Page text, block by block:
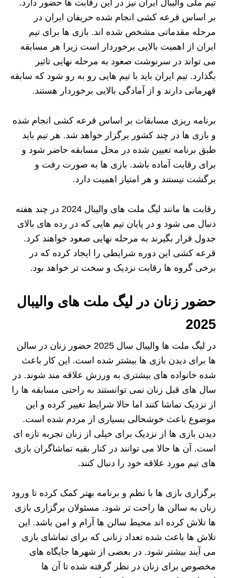
تیم ملی والیبال ایران نیز در این رقابت‌ ها حضور دارد.
بر اساس قرعه‌ کشی انجام شده حریفان ایران در
مرحله مقدماتی مشخص شده‌ اند. بازی‌ ها برای تیم
ایران از اهمیت بالایی برخوردار است زیرا هر مسابقه
می‌ تواند در سرنوشت صعود به مرحله نهایی تاثیر
بگذارد. تیم ایران باید با تیم‌ هایی رو به‌ رو شود که سابقه
قهرمانی دارند و از آمادگی بالایی برخوردار هستند.
برنامه‌ ریزی مسابقات بر اساس قرعه‌ کشی انجام شده
و بازی‌ ها در چند کشور برگزار خواهد شد. هر تیم باید
طبق برنامه تعیین شده در محل مسابقه حاضر شود و
برای رقابت آماده باشد. بازی‌ ها به صورت رفت و
برگشت نیستند و هر امتیاز اهمیت دارد.
رقابت‌ ها مانند لیگ ملت های والیبال 2024 در چند هفته
دنبال می‌ شود و در پایان تیم‌ هایی که در رده‌ های بالای
جدول قرار بگیرند به مرحله نهایی صعود خواهند کرد.
قرعه‌ کشی این دوره شرایطی را ایجاد کرده که در
برخی گروه‌ ها رقابت نزدیک‌ و سخت‌ تر خواهد بود.
حضور زنان در لیگ ملت های والیبال
2025
در لیگ ملت‌ ها والیبال سال 2025 حضور زنان در سالن‌
ها برای دیدن بازی‌ ها بیشتر شده است. این کار باعث
شده خانواده‌ های بیشتری به ورزش علاقه‌ مند شوند. در
سال‌ های قبل زنان نمی‌ توانستند به راحتی مسابقه‌ ها را
از نزدیک تماشا کنند اما حالا شرایط تغییر کرده و این
موضوع باعث خوشحالی بسیاری از مردم شده است.
دیدن بازی‌ ها از نزدیک برای خیلی از زنان تجربه تازه‌ ای
است. آن‌ ها حالا می‌ توانند در کنار بقیه تماشاگران بازی‌
های تیم مورد علاقه خود را دنبال کنند.
برگزاری بازی‌ ها با نظم و برنامه بهتر کمک کرده تا ورود
زنان به سالن‌ ها راحت‌ تر شود. مسئولان برگزاری بازی‌
ها تلاش کرده‌ اند محیط سالن‌ ها آرام و امن باشد. این
تلاش‌ ها باعث شده تعداد زنانی که برای تماشای بازی
می‌ آیند بیشتر شود. در بعضی از شهرها جایگاه‌ های
مخصوص برای زنان در نظر گرفته شده تا آن‌ ها